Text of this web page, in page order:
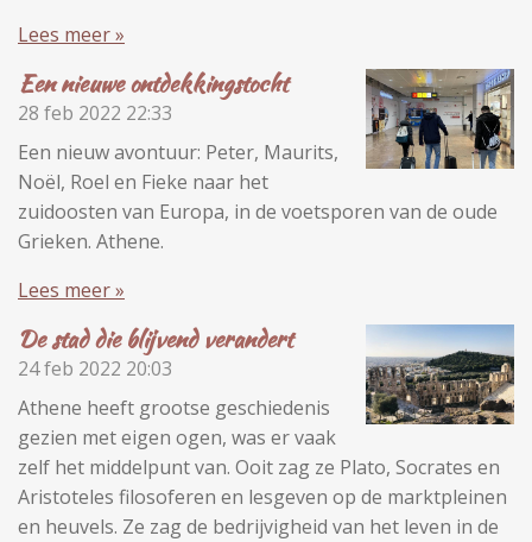
Lees meer »
Een nieuwe ontdekkingstocht
28 feb 2022 22:33
Een nieuw avontuur: Peter, Maurits,
Noël, Roel en Fieke naar het
zuidoosten van Europa, in de voetsporen van de oude
Grieken. Athene.
Lees meer »
De stad die blijvend verandert
24 feb 2022 20:03
Athene heeft grootse geschiedenis
gezien met eigen ogen, was er vaak
zelf het middelpunt van. Ooit zag ze Plato, Socrates en
Aristoteles filosoferen en lesgeven op de marktpleinen
en heuvels. Ze zag de bedrijvigheid van het leven in de